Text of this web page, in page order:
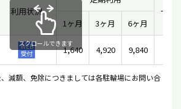
利用状況
一時
1ヶ月
3ヶ月 6ヶ月
WEB
受付
1,640 4,920 9,840
スクロールできます
減額、免除につきましては各駐輪場にお問い合